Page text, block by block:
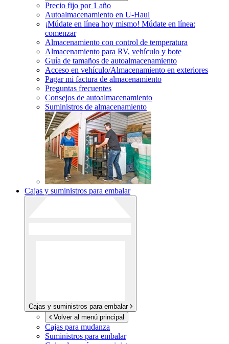
Precio fijo por 1 año
Autoalmacenamiento en U-Haul
¡Múdate en línea hoy mismo! Múdate en línea:
comenzar
Almacenamiento con control de temperatura
Almacenamiento para RV, vehículo y bote
Guía de tamaños de autoalmacenamiento
Acceso en vehículo/Almacenamiento en exteriores
Pagar mi factura de almacenamiento
Preguntas frecuentes
Consejos de autoalmacenamiento
Suministros de almacenamiento
Cajas y suministros para embalar
Cajas y suministros para embalar
Volver al menú principal
Cajas para mudanza
Suministros para embalar